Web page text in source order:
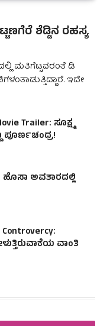
ಶೆಡ್ಡಿನ ರಹಸ್ಯ
ಮತಿಗೆಟ್ಟವರಂತೆ ಡಿ
ಇದೇ
Trailer: ಸೂಕ್ಷ್ಮ
ಪೂರ್ಣಚಂದ್ರ!
ಹೊಸಾ ಅವತಾರದಲ್ಲಿ
ವಾಂತಿ